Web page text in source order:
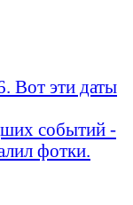
Вот эти даты
событий -
фотки.